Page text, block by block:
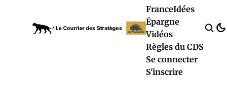
FranceIdées
Épargne
Vidéos
Règles du CDS
Se connecter
S'inscrire